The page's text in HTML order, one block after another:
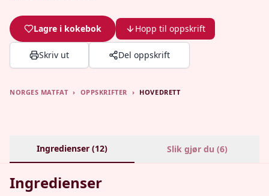
Lagre i kokebok Hopp til oppskrift
Skriv ut Del oppskrift
NORGES MATFAT › OPPSKRIFTER › HOVEDRETT
Ingredienser (12) Slik gjør du (6)
Ingredienser